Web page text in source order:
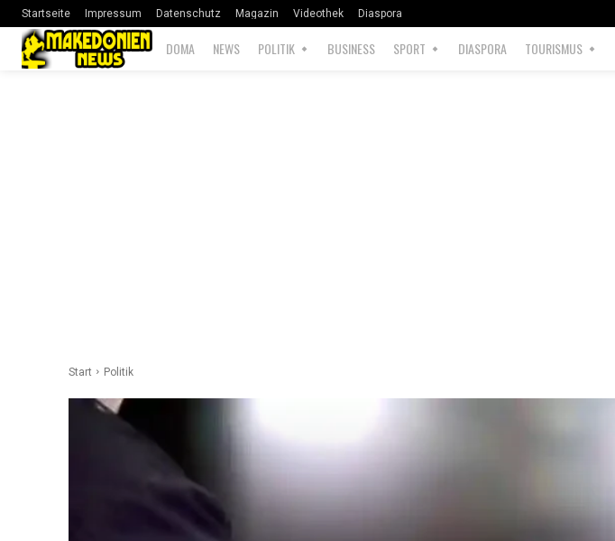
Startseite Impressum Datenschutz Magazin Videothek Diaspora
DOMA NEWS POLITIK BUSINESS SPORT DIASPORA TOURISMUS
Start Politik